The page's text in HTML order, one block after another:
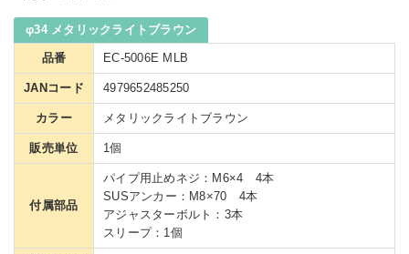
φ34 メタリックライトブラウン
品番 EC-5006E MLB
JANコード 4979652485250
カラー メタリックライトブラウン
販売単位 1個
付属部品
パイプ用止めネジ：M6×4 4本
SUSアンカー：M8×70 4本
アジャスターボルト：3本
スリープ：1個